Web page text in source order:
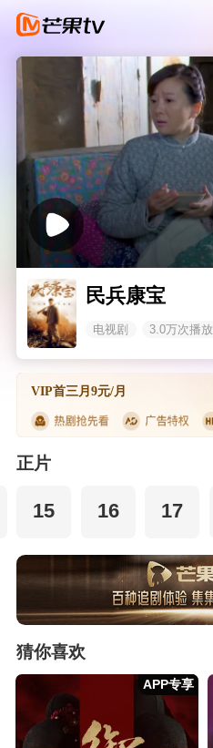
民兵康宝
电视剧 3.0万次播放
VIP首三月9元/月
正片
15 16 17
猜你喜欢
APP专享